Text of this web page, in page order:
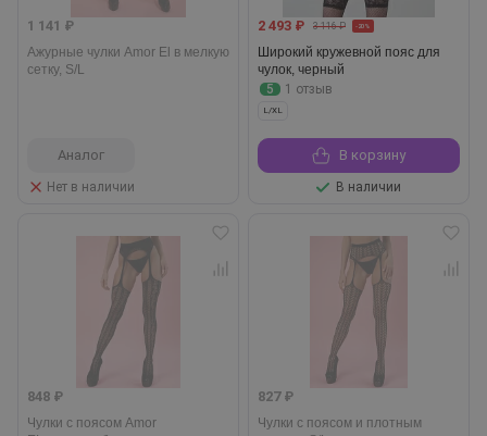
1 141 ₽
Ажурные чулки Amor El в мелкую
сетку, S/L
Аналог
Нет в наличии
2 493 ₽ 3 116 ₽ -20%
Широкий кружевной пояс для
чулок, черный
5
1 отзыв
L/XL
В корзину
В наличии
848 ₽
Чулки с поясом Amor
827 ₽
Чулки с поясом и плотным